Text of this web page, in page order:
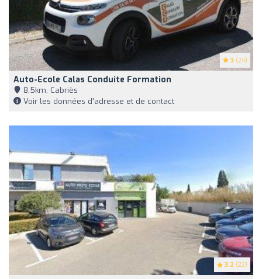
3 (24)
Auto-Ecole Calas Conduite Formation
8,5km, Cabriès
Voir les données d'adresse et de contact
3.2 (22)